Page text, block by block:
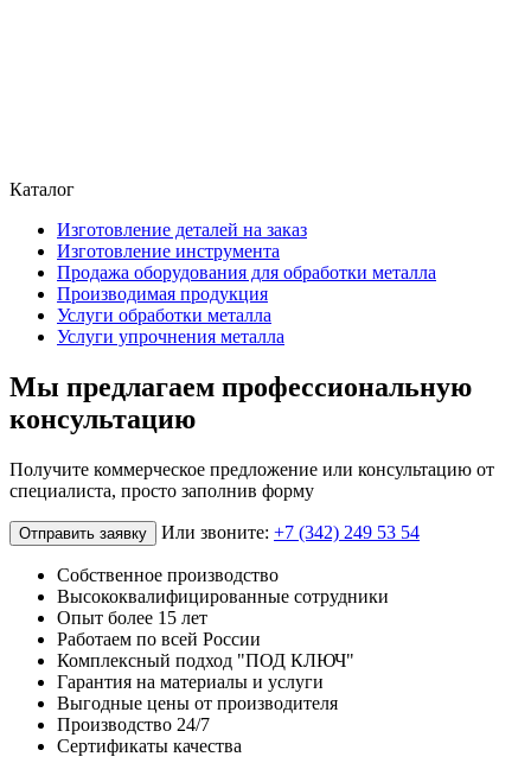
Каталог
Изготовление деталей на заказ
Изготовление инструмента
Продажа оборудования для обработки металла
Производимая продукция
Услуги обработки металла
Услуги упрочнения металла
Мы предлагаем профессиональную
консультацию
Получите коммерческое предложение или консультацию от
специалиста, просто заполнив форму
Отправить заявку Или звоните: +7 (342) 249 53 54
Собственное производство
Высококвалифицированные сотрудники
Опыт более 15 лет
Работаем по всей России
Комплексный подход "ПОД КЛЮЧ"
Гарантия на материалы и услуги
Выгодные цены от производителя
Производство 24/7
Сертификаты качества